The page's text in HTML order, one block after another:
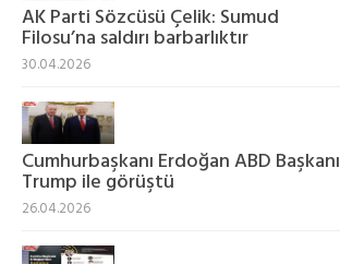
AK Parti Sözcüsü Çelik: Sumud
Filosu’na saldırı barbarlıktır
30.04.2026
Cumhurbaşkanı Erdoğan ABD Başkanı
Trump ile görüştü
26.04.2026